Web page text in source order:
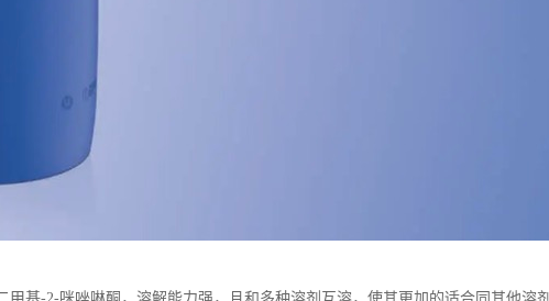
基-2-咪唑啉酮，溶解能力强，且和多种溶剂互溶，使其更加的适合同其他溶剂